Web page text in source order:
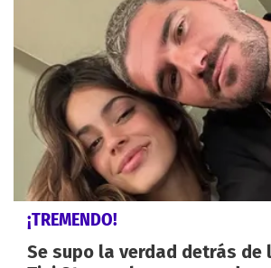
¡TREMENDO!
Se supo la verdad detrás de